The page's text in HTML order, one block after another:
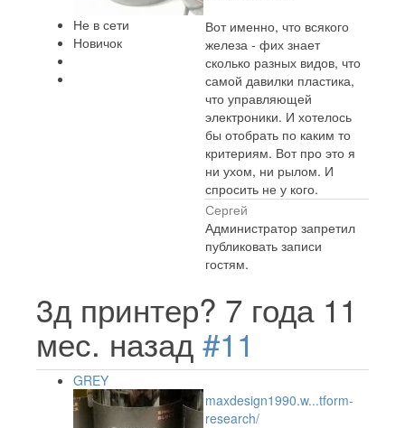
Не в сети
Новичок
Вот именно, что всякого
железа - фих знает
сколько разных видов, что
самой давилки пластика,
что управляющей
электроники. И хотелось
бы отобрать по каким то
критериям. Вот про это я
ни ухом, ни рылом. И
спросить не у кого.
Сергей
Администратор запретил
публиковать записи
гостям.
3д принтер? 7 года 11
мес. назад #11
GREY
maxdesign1990.w...tform-
research/